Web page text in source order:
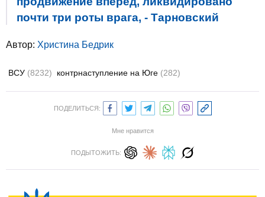
почти три роты врага, - Тарновский
Автор: Христина Бедрик
ВСУ (8232) контрнаступление на Юге (282)
ПОДЕЛИТЬСЯ:
Мне нравится
ПОДЫТОЖИТЬ: